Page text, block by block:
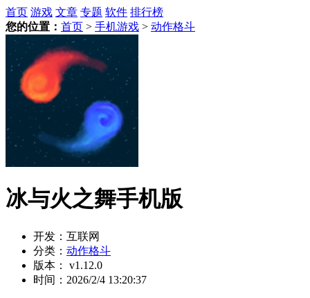
首页 游戏 文章 专题 软件 排行榜
您的位置： 首页 > 手机游戏 > 动作格斗
冰与火之舞手机版
开发： 互联网
分类： 动作格斗
版本：
v1.12.0
时间： 2026/2/4 13:20:37